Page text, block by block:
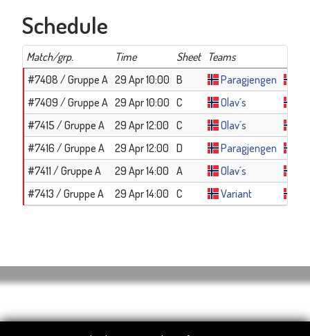
Schedule
Match/grp. Time Sheet
Teams
#7408 / Gruppe A 29 Apr 10:00 B Paragjengen
#7409 / Gruppe A 29 Apr 10:00 C Olav´s
#7415 / Gruppe A
29 Apr 12:00 C Olav´s
#7416 / Gruppe A
29 Apr 12:00 D Paragjengen
#7411 / Gruppe A
29 Apr 14:00 A Olav´s
#7413 / Gruppe A
29 Apr 14:00 C Variant